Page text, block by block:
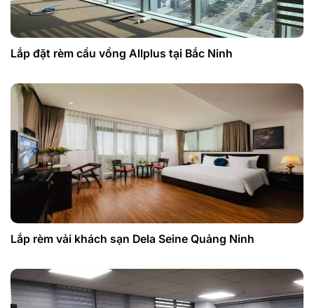
Lắp đặt rèm cầu vồng Allplus tại Bắc Ninh
Lắp rèm vải khách sạn Dela Seine Quảng Ninh